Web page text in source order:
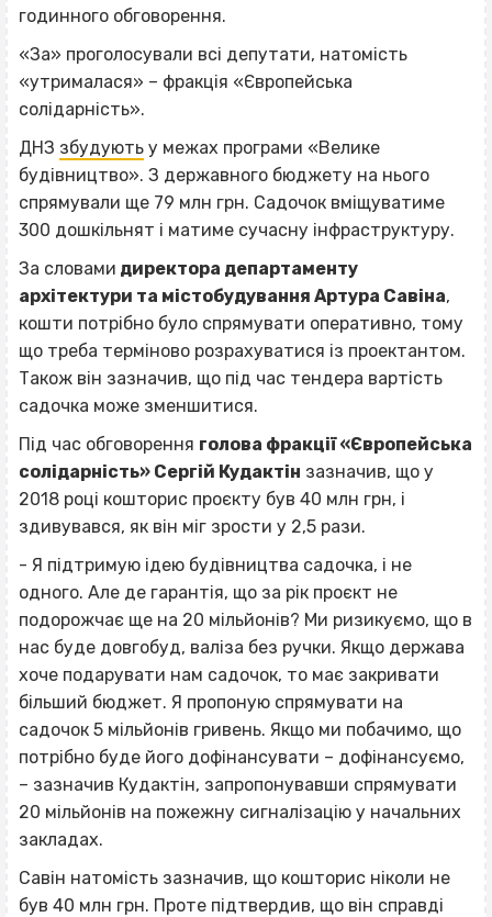
годинного обговорення.
«За» проголосували всі депутати, натомість
«утрималася» – фракція «Європейська
солідарність».
ДНЗ збудують у межах програми «Велике
будівництво». З державного бюджету на нього
спрямували ще 79 млн грн. Садочок вміщуватиме
300 дошкільнят і матиме сучасну інфраструктуру.
За словами директора департаменту
архітектури та містобудування Артура Савіна,
кошти потрібно було спрямувати оперативно, тому
що треба терміново розрахуватися із проектантом.
Також він зазначив, що під час тендера вартість
садочка може зменшитися.
Під час обговорення голова фракції «Європейська
солідарність» Сергій Кудактін зазначив, що у
2018 році кошторис проєкту був 40 млн грн, і
здивувався, як він міг зрости у 2,5 рази.
- Я підтримую ідею будівництва садочка, і не
одного. Але де гарантія, що за рік проєкт не
подорожчає ще на 20 мільйонів? Ми ризикуємо, що в
нас буде довгобуд, валіза без ручки. Якщо держава
хоче подарувати нам садочок, то має закривати
більший бюджет. Я пропоную спрямувати на
садочок 5 мільйонів гривень. Якщо ми побачимо, що
потрібно буде його дофінансувати – дофінансуємо,
– зазначив Кудактін, запропонувавши спрямувати
20 мільйонів на пожежну сигналізацію у начальних
закладах.
Савін натомість зазначив, що кошторис ніколи не
був 40 млн грн. Проте підтвердив, що він справді